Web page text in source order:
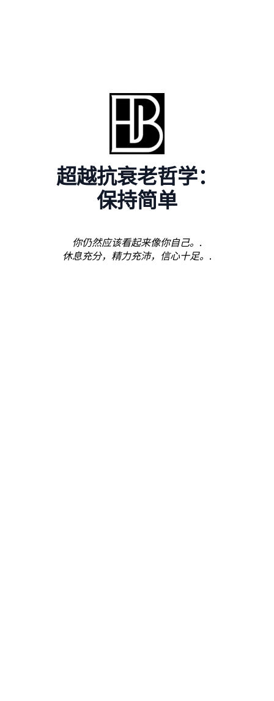
超越抗衰老哲学：
保持简单
你仍然应该看起来像你自己。.
休息充分，精力充沛，信心十足。.